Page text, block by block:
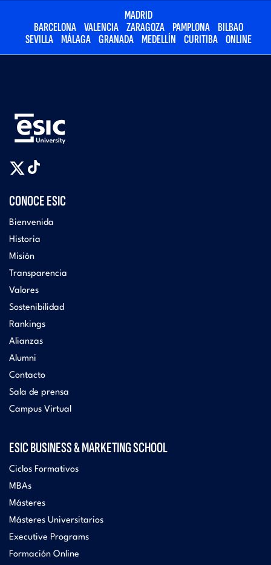
MADRID
BARCELONA VALENCIA ZARAGOZA PAMPLONA BILBAO
SEVILLA MÁLAGA GRANADA MEDELLÍN CURITIBA ONLINE
CONOCE ESIC
Bienvenida
Historia
Misión
Transparencia
Valores
Sostenibilidad
Rankings
Alianzas
Alumni
Contacto
Sala de prensa
Campus Virtual
ESIC BUSINESS & MARKETING SCHOOL
Ciclos Formativos
MBAs
Másteres
Másteres Universitarios
Executive Programs
Formación Online